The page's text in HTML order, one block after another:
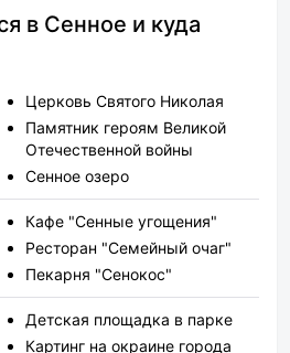
в Сенное и куда
Церковь Святого Николая
Памятник героям Великой
Отечественной войны
Сенное озеро
Кафе "Сенные угощения"
Ресторан "Семейный очаг"
Пекарня "Сенокос"
Детская площадка в парке
Картинг на окраине города